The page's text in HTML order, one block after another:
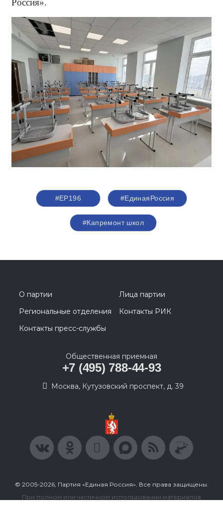
Россия».
#ЕР196 #ЕдинаяРоссия
#Капремонт школ
О партии
Лица партии
Региональные отделения
Контакты РИК
Контакты пресс-службы
Общественная приемная
+7 (495) 788-44-93
Москва, Кутузовский проспект, д. 39
© 2005-2026, Партия «Единая Россия». Все права защищены.
При полном или частичном использовании материалов